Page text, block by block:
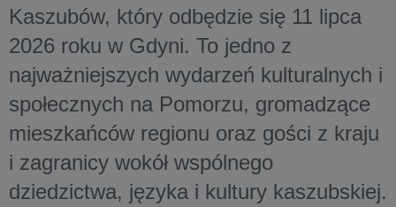
Kaszubów, który odbędzie się 11 lipca
2026 roku w Gdyni. To jedno z
najważniejszych wydarzeń kulturalnych i
społecznych na Pomorzu, gromadzące
mieszkańców regionu oraz gości z kraju
i zagranicy wokół wspólnego
dziedzictwa, języka i kultury kaszubskiej.